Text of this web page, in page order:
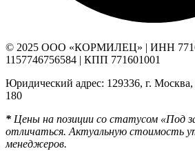
© 2025 ООО «КОРМИЛЕЦ» | ИНН
1157746756584 | КПП 771601001
Юридический адрес: 129336, г.
180
* Цены на позиции со статусом «Под
отличаться. Актуальную стоимость
менеджеров.